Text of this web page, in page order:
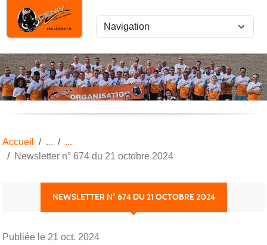
Accueil
Newsletter n° 674 du 21 octobre 2024
NEWSLETTER N° 674 DU 21 OCTOBRE 2024
Publiée le 21 oct. 2024
Panneau de gestion des cookies